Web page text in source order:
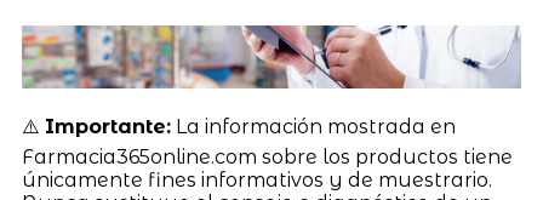
⚠️ Importante:La información mostrada en
Farmacia365online.com sobre los productos tiene
únicamente fines informativos y de muestrario.